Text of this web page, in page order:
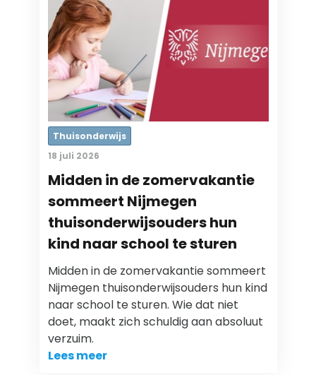
Thuisonderwijs
18 juli 2026
Midden in de zomervakantie
sommeert Nijmegen
thuisonderwijsouders hun
kind naar school te sturen
Midden in de zomervakantie sommeert
Nijmegen thuisonderwijsouders hun kind
naar school te sturen. Wie dat niet
doet, maakt zich schuldig aan absoluut
verzuim.
Lees meer